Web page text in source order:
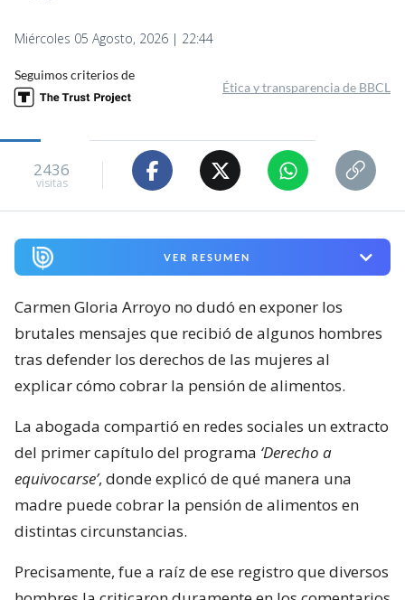
Miércoles 05 Agosto, 2026 | 22:44
Seguimos criterios de
Ética y transparencia de BBCL
2436
visitas
VER RESUMEN
Carmen Gloria Arroyo no dudó en exponer los
brutales mensajes que recibió de algunos hombres
tras defender los derechos de las mujeres al
explicar cómo cobrar la pensión de alimentos.
La abogada compartió en redes sociales un extracto
del primer capítulo del programa ‘Derecho a
equivocarse’, donde explicó de qué manera una
madre puede cobrar la pensión de alimentos en
distintas circunstancias.
Precisamente, fue a raíz de ese registro que diversos